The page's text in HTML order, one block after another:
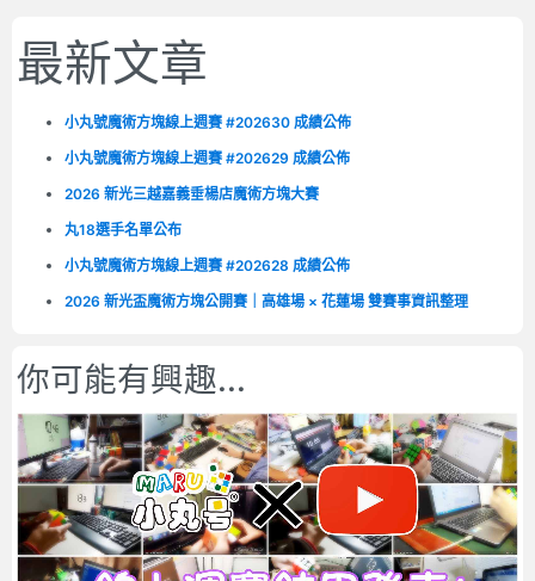
最新文章
小丸號魔術方塊線上週賽 #202630 成績公佈
小丸號魔術方塊線上週賽 #202629 成績公佈
2026 新光三越嘉義垂楊店魔術方塊大賽
丸18選手名單公布
小丸號魔術方塊線上週賽 #202628 成績公佈
2026 新光盃魔術方塊公開賽｜高雄場 × 花蓮場 雙賽事資訊整理
你可能有興趣...